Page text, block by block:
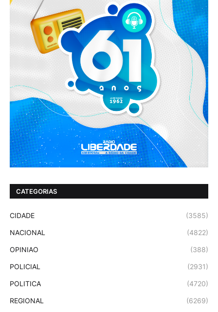
CATEGORIAS
CIDADE (3585)
NACIONAL (4822)
OPINIAO (388)
POLICIAL (2931)
POLITICA (4720)
REGIONAL (6269)